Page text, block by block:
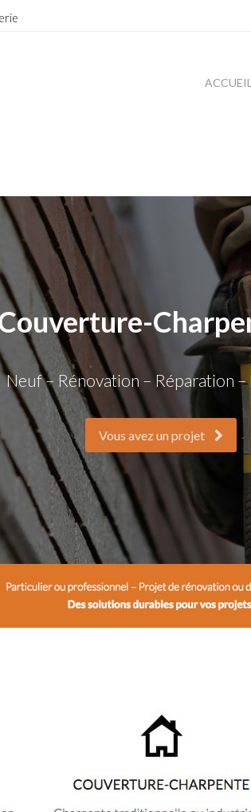
ACCUEIL
Neuf – Rénovation – Réparation
Vous avez un projet